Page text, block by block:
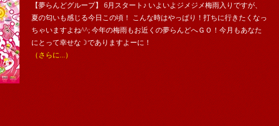
【夢らんどグループ】 6月スタート♪ いよいよジメジメ梅雨入りですが、
夏の匂いも感じる今日この頃！ こんな時はやっぱり！打ちに行きたくなっ
ちゃいますよね^^; 今年の梅雨もお近くの夢らんどへＧＯ！今月もあなた
にとって幸せな☽でありますよーに！
（さらに...）